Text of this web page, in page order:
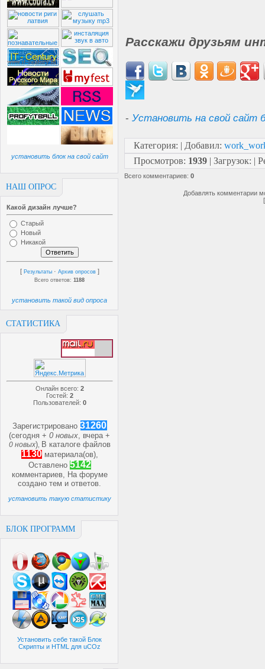
установить блок на свой сайт
НАШ ОПРОС
Какой дизайн лучше?
Старый
Новый
Никакой
[ Результаты · Архив опросов ]
Всего ответов:1188
установить такой вид опроса
СТАТИСТИКА
Онлайн всего: 2
Гостей: 2
Пользователей: 0
Зарегистрировано 31260
(сегодня +0 новых, вчера +
0 новых) В каталоге файлов
1130 материала(ов),
Оставлено 5142
комментариев, На форуме
созданотем иответов.
установить такую статистику
БЛОК ПРОГРАММ
Установить себе такой Блок
Скрипты и HTML для uCOz
Расскажи друзьям
- Установить на свой сайт
Категория: | Добавил:
Просмотров: 1939 | Загрузок: |
Всего комментариев: 0
Добавлять комментарии